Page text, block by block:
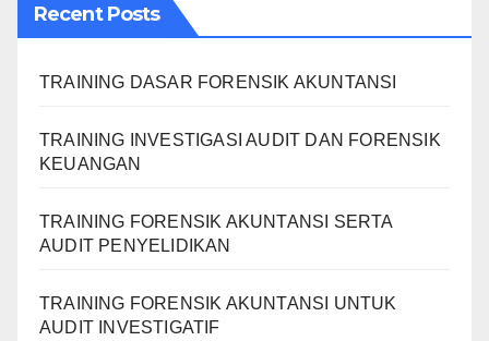
Recent Posts
TRAINING DASAR FORENSIK AKUNTANSI
TRAINING INVESTIGASI AUDIT DAN FORENSIK
KEUANGAN
TRAINING FORENSIK AKUNTANSI SERTA
AUDIT PENYELIDIKAN
TRAINING FORENSIK AKUNTANSI UNTUK
AUDIT INVESTIGATIF